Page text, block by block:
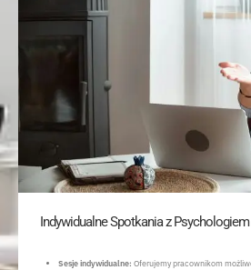
Spersonalizuj
Odmowa
Indywidualne Spotkania z Psychologiem
Sesje indywidualne: Oferujemy pracownikom